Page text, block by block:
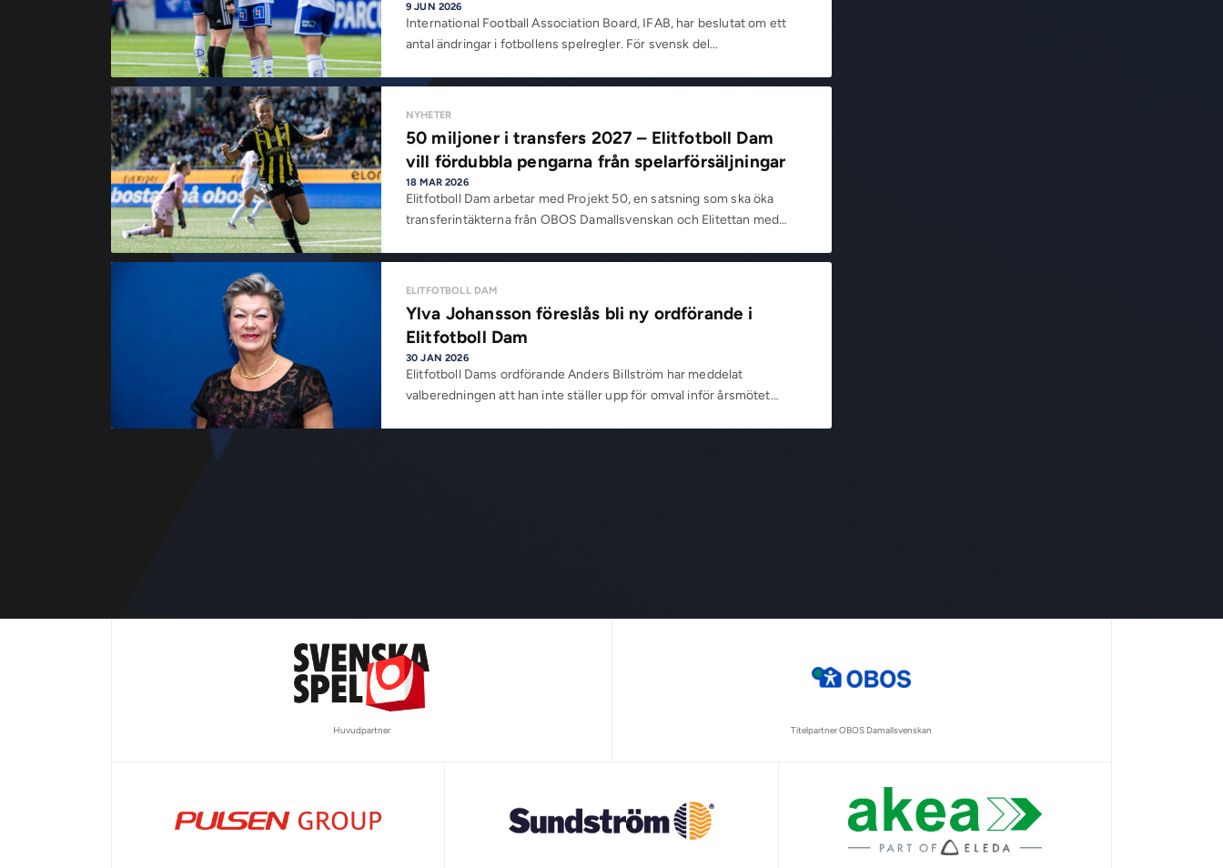
9 JUN 2026
International Football Association Board, IFAB, har beslutat om ett
antal ändringar i fotbollens spelregler. För svensk del…
NYHETER
50 miljoner i transfers 2027 – Elitfotboll Dam
vill fördubbla pengarna från spelarförsäljningar
18 MAR 2026
Elitfotboll Dam arbetar med Projekt 50, en satsning som ska öka
transferintäkterna från OBOS Damallsvenskan och Elitettan med…
ELITFOTBOLL DAM
Ylva Johansson föreslås bli ny ordförande i
Elitfotboll Dam
30 JAN 2026
Elitfotboll Dams ordförande Anders Billström har meddelat
valberedningen att han inte ställer upp för omval inför årsmötet…
Huvudpartner Titelpartner OBOS Damallsvenskan